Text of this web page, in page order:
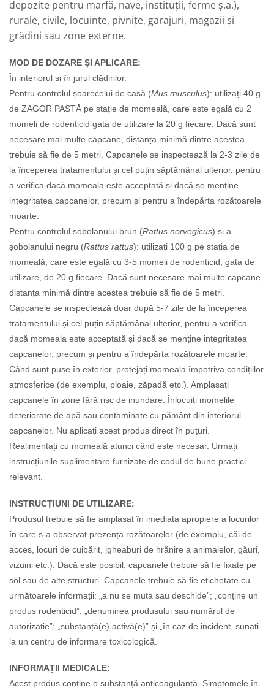
depozite pentru marfă, nave, instituții, ferme ș.a.),
rurale, civile, locuințe, pivnițe, garajuri, magazii și
grădini sau zone externe.
MOD DE DOZARE ȘI APLICARE:
În interiorul și în jurul clădirilor.
Pentru controlul șoarecelui de casă (Mus musculus): utilizați 40 g
de ZAGOR PASTĂ pe stație de momeală, care este egală cu 2
momeli de rodenticid gata de utilizare la 20 g fiecare. Dacă sunt
necesare mai multe capcane, distanța minimă dintre acestea
trebuie să fie de 5 metri. Capcanele se inspectează la 2-3 zile de
la începerea tratamentului și cel puțin săptămânal ulterior, pentru
a verifica dacă momeala este acceptată și dacă se menține
integritatea capcanelor, precum și pentru a îndepărta rozătoarele
moarte.
Pentru controlul șobolanului brun (Rattus norvegicus) și a
șobolanului negru (Rattus rattus): utilizați 100 g pe stația de
momeală, care este egală cu 3-5 momeli de rodenticid, gata de
utilizare, de 20 g fiecare. Dacă sunt necesare mai multe capcane,
distanța minimă dintre acestea trebuie să fie de 5 metri.
Capcanele se inspectează doar după 5-7 zile de la începerea
tratamentului și cel puțin săptămânal ulterior, pentru a verifica
dacă momeala este acceptată și dacă se menține integritatea
capcanelor, precum și pentru a îndepărta rozătoarele moarte.
Când sunt puse în exterior, protejați momeala împotriva condițiilor
atmosferice (de exemplu, ploaie, zăpadă etc.). Amplasați
capcanele în zone fără risc de inundare. Înlocuiți momelile
deteriorate de apă sau contaminate cu pământ din interiorul
capcanelor. Nu aplicați acest produs direct în puțuri.
Realimentați cu momeală atunci când este necesar. Urmați
instrucțiunile suplimentare furnizate de codul de bune practici
relevant.
INSTRUCȚIUNI DE UTILIZARE:
Produsul trebuie să fie amplasat în imediata apropiere a locurilor
în care s-a observat prezența rozătoarelor (de exemplu, căi de
acces, locuri de cuibărit, jgheaburi de hrănire a animalelor, găuri,
vizuini etc.). Dacă este posibil, capcanele trebuie să fie fixate pe
sol sau de alte structuri. Capcanele trebuie să fie etichetate cu
următoarele informații: „a nu se muta sau deschide”; „conține un
produs rodenticid”; „denumirea produsului sau numărul de
autorizație”; „substanță(e) activă(e)” și „în caz de incident, sunați
la un centru de informare toxicologică.
INFORMAȚII MEDICALE:
Acest produs conține o substanță anticoagulantă. Simptomele în